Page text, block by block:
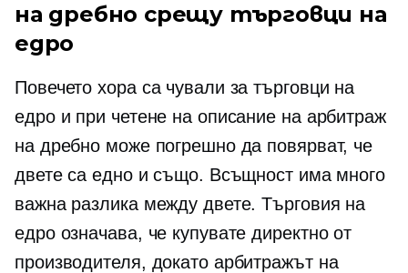
на дребно срещу търговци на
едро
Повечето хора са чували за търговци на
едро и при четене на описание на арбитраж
на дребно може погрешно да повярват, че
двете са едно и също. Всъщност има много
важна разлика между двете. Търговия на
едро означава, че купувате директно от
производителя, докато арбитражът на